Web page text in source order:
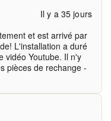
Il y a 35 jours
et est arrivé par
L'installation a duré
vidéo Youtube. Il n'y
pièces de rechange -